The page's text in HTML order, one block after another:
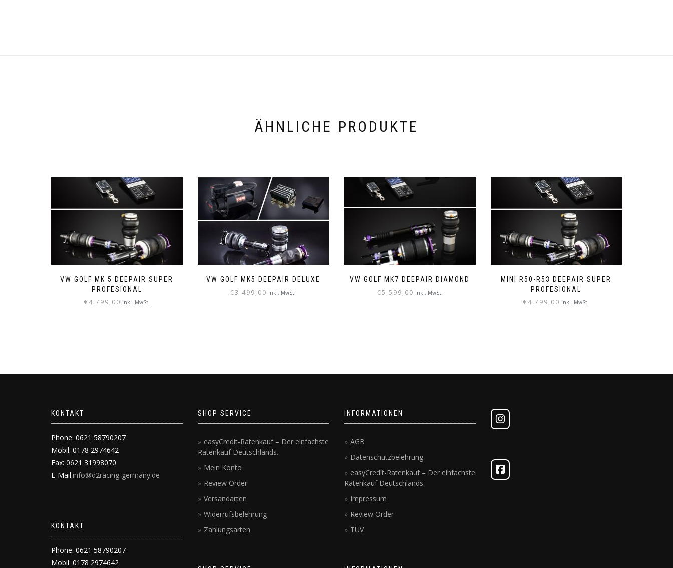
ÄHNLICHE PRODUKTE
VW GOLF MK 5 DEEPAIR SUPER
PROFESIONAL
€4.799,00 inkl. MwSt.
VW GOLF MK5 DEEPAIR DELUXE
€3.499,00 inkl. MwSt.
VW GOLF MK7 DEEPAIR DIAMOND
€5.599,00 inkl. MwSt.
MINI R50-R53 DEEPAIR SUPER
PROFESIONAL
€4.799,00 inkl. MwSt.
KONTAKT
Phone: 0621 58790207
Mobil: 0178 2974642
Fax: 0621 31998070
E-Mail:info@d2racing-germany.de
KONTAKT
Phone: 0621 58790207
Mobil: 0178 2974642
SHOP SERVICE
easyCredit-Ratenkauf – Der einfachste
Ratenkauf Deutschlands.
Mein Konto
Review Order
Versandarten
Widerrufsbelehrung
Zahlungsarten
INFORMATIONEN
AGB
Datenschutzbelehrung
easyCredit-Ratenkauf – Der einfachste
Ratenkauf Deutschlands.
Impressum
Review Order
TÜV